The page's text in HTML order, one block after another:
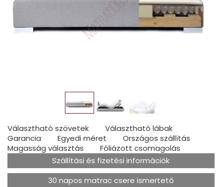
Választható szövetek
Választható lábak
Garancia
Egyedi méret
Országos szállítás
Magasság választás
Fóliázott csomagolás
Szállítási és fizetési információk
30 napos matrac csere ismertető